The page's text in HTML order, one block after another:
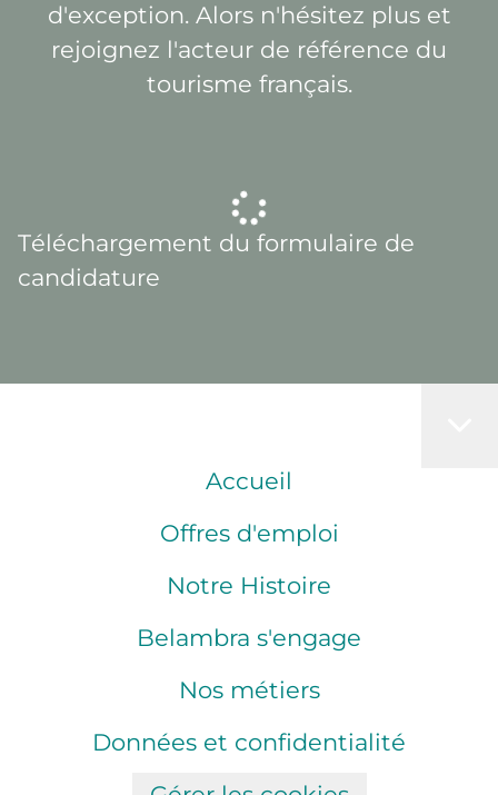
d'exception. Alors n'hésitez plus et
rejoignez l'acteur de référence du
tourisme français.
Téléchargement du formulaire de
candidature
Accueil
Offres d'emploi
Notre Histoire
Belambra s'engage
Nos métiers
Données et confidentialité